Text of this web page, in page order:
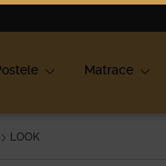
Matrace
LOOK